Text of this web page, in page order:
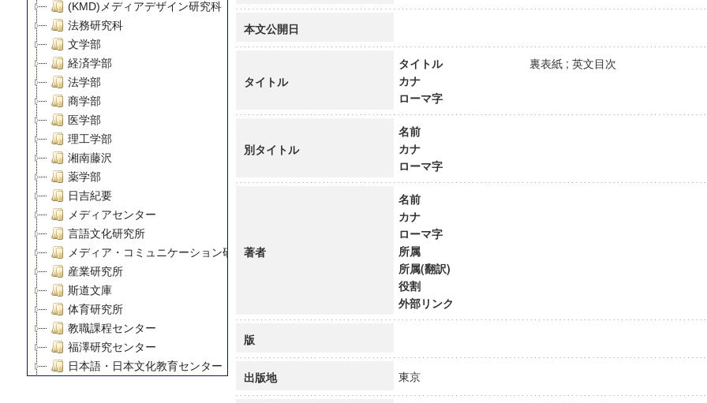
(KMD)メディアデザイン研究科
法務研究科
文学部
経済学部
法学部
商学部
医学部
理工学部
湘南藤沢
薬学部
日吉紀要
メディアセンター
言語文化研究所
メディア・コミュニケーション研究所
産業研究所
斯道文庫
体育研究所
教職課程センター
福澤研究センター
日本語・日本文化教育センター
本文公開日
タイトル
タイトル
裏表紙 ; 英文目次
カナ
ローマ字
別タイトル
名前
カナ
ローマ字
著者
名前
カナ
ローマ字
所属
所属(翻訳)
役割
外部リンク
版
出版地 東京